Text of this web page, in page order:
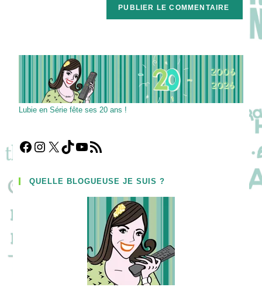
Lubie en Série fête ses 20 ans !
Facebook
Instagram
X TikTokYouTube
Flux RSS
QUELLE BLOGUEUSE JE SUIS ?